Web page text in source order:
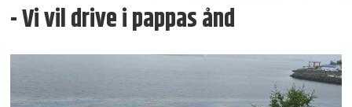
- Vi vil drive i pappas ånd